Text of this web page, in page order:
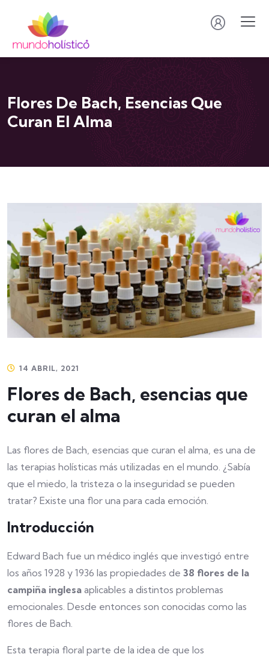
Flores De Bach, Esencias Que
Curan El Alma
14 ABRIL, 2021
Flores de Bach, esencias que
curan el alma
Las flores de Bach, esencias que curan el alma, es una de
las terapias holísticas más utilizadas en el mundo. ¿Sabía
que el miedo, la tristeza o la inseguridad se pueden
tratar? Existe una flor una para cada emoción.
Introducción
Edward Bach fue un médico inglés que investigó entre
los años 1928 y 1936 las propiedades de 38 flores de la
campiña inglesa aplicables a distintos problemas
emocionales. Desde entonces son conocidas como las
flores de Bach.
Esta terapia floral parte de la idea de que los